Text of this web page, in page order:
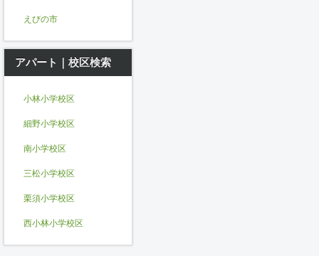
えびの市
アパート｜校区検索
小林小学校区
細野小学校区
南小学校区
三松小学校区
栗須小学校区
西小林小学校区